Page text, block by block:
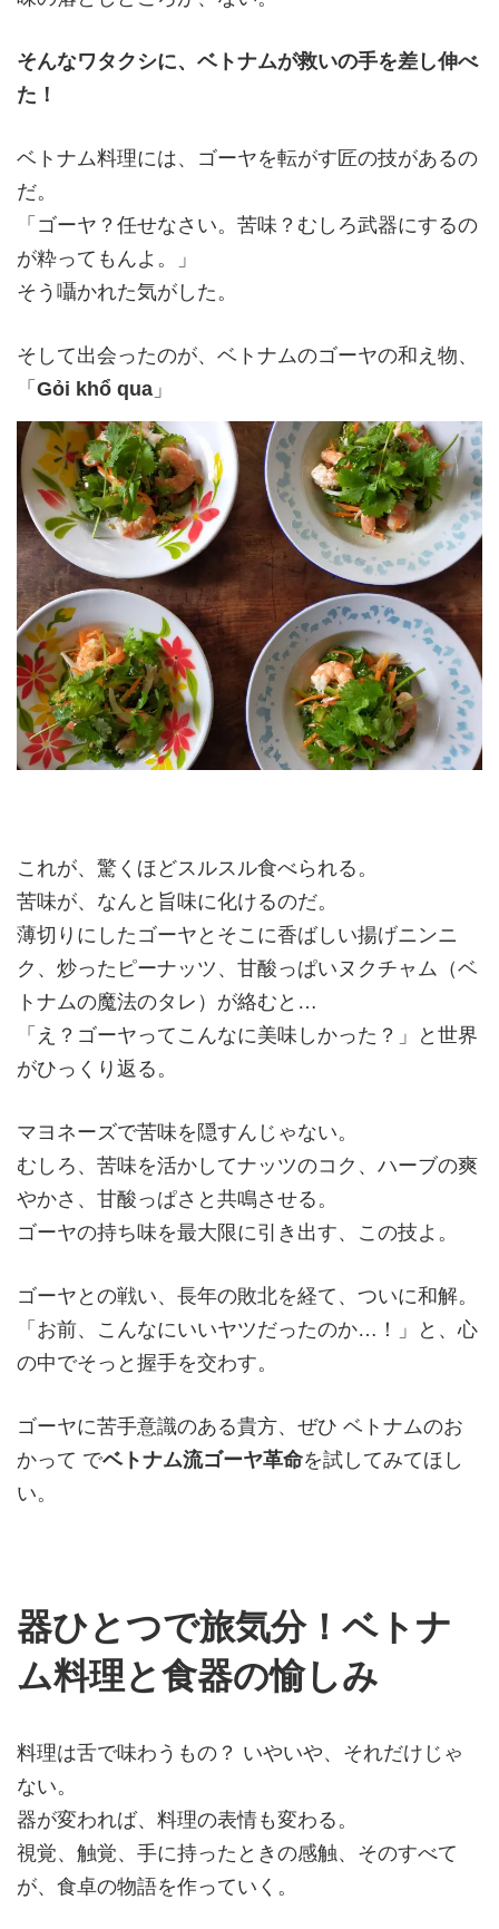
そんなワタクシに、ベトナムが救いの手を差し伸べ
た！
ベトナム料理には、ゴーヤを転がす匠の技があるの
だ。
「ゴーヤ？任せなさい。苦味？むしろ武器にするの
が粋ってもんよ。」
そう囁かれた気がした。
そして出会ったのが、ベトナムのゴーヤの和え物、
「 Gỏi khổ qua 」
これが、驚くほどスルスル食べられる。
苦味が、なんと旨味に化けるのだ。
薄切りにしたゴーヤとそこに香ばしい揚げニンニ
ク、炒ったピーナッツ、甘酸っぱいヌクチャム（ベ
トナムの魔法のタレ）が絡むと…
「え？ゴーヤってこんなに美味しかった？」と世界
がひっくり返る。
マヨネーズで苦味を隠すんじゃない。
むしろ、苦味を活かしてナッツのコク、ハーブの爽
やかさ、甘酸っぱさと共鳴させる。
ゴーヤの持ち味を最大限に引き出す、この技よ。
ゴーヤとの戦い、長年の敗北を経て、ついに和解。
「お前、こんなにいいヤツだったのか…！」と、心
の中でそっと握手を交わす。
ゴーヤに苦手意識のある貴方、ぜひ ベトナムのお
かって でベトナム流ゴーヤ革命を試してみてほし
い。
器ひとつで旅気分！ベトナ
ム料理と食器の愉しみ
料理は舌で味わうもの？ いやいや、それだけじゃ
ない。
器が変われば、料理の表情も変わる。
視覚、触覚、手に持ったときの感触、そのすべて
が、食卓の物語を作っていく。